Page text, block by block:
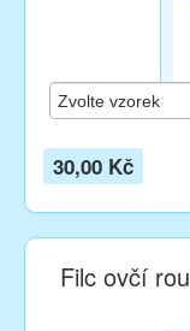
30,00 Kč
Filc ovčí